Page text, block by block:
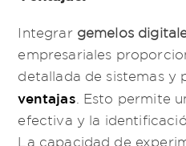
Integrar gemelos
empresariales
detallada de sistemas y
ventajas . Esto permite
efectiva y la
La capacidad de